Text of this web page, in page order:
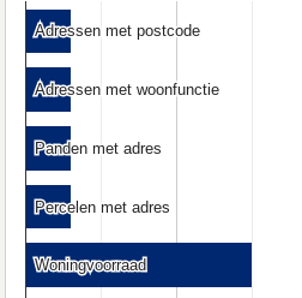
Adressen met postcode
Adressen met postcode
Adressen met woonfunctie
Adressen met woonfunctie
Panden met adres
Panden met adres
Percelen met adres
Percelen met adres
Woningvoorraad
Woningvoorraad